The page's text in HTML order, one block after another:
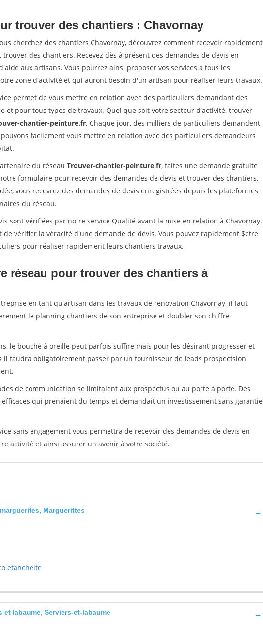
trouver des chantiers : Chavornay
cherchez des chantiers Chavornay, découvrez comment recevoir rapidement
des chantiers. Recevez dès à présent des demandes de devis en
aux artisans. Vous pourrez ainsi proposer vos services à tous les
zone d'activité et qui auront besoin d'un artisan pour réaliser leurs travaux.
permet de vous mettre en relation avec des particuliers demandant des
et pour tous types de travaux. Quel que soit votre secteur d'activité, trouver
chantier-peinture.fr. Chaque jour, des milliers de particuliers demandent
facilement vous mettre en relation avec des particuliers demandeurs
du réseau Trouver-chantier-peinture.fr, faites une demande gratuite
formulaire pour recevoir des demandes de devis et trouver des chantiers.
vous recevrez des demandes de devis enregistrées depuis les plateformes
du réseau.
sont vérifiées par notre service Qualité avant la mise en relation à Chavornay.
de vérifier la véracité d'une demande de devis. Vous pouvez rapidement $etre
pour réaliser rapidement leurs chantiers travaux.
réseau pour trouver des chantiers à
en tant qu'artisan dans les travaux de rénovation Chavornay, il faut
le planning chantiers de son entreprise et doubler son chiffre
le bouche à oreille peut parfois suffire mais pour les désirant progresser et
il faudra obligatoirement passer par un fournisseur de leads prospectsion
de communication se limitaient aux prospectus ou au porte à porte. Des
qui prenaient du temps et demandait un investissement sans garantie
sans engagement vous permettra de recevoir des demandes de devis en
activité et ainsi assurer un avenir à votre société.
Marguerittes
etancheite
et labaume, Serviers-et-labaume